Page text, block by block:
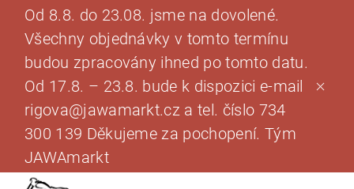
Od 8.8. do 23.08. jsme na dovolené.
Všechny objednávky v tomto termínu
budou zpracovány ihned po tomto datu.
Od 17.8. – 23.8. bude k dispozici e-mail
rigova@jawamarkt.cz a tel. číslo 734
300 139 Děkujeme za pochopení. Tým
JAWAmarkt